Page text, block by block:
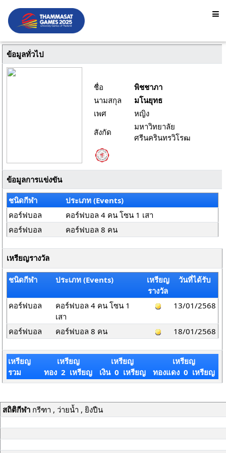
ข้อมูลทั่วไป
ชื่อ
พิชชาภา
นามสกุล
มโนยุทธ
เพศ
หญิง
สังกัด
มหาวิทยาลัย
ศรีนครินทรวิโรฒ
ข้อมูลการแข่งขัน
ชนิดกีฬา
ประเภท (Events)
คอร์ฟบอล
คอร์ฟบอล 4 คน โซน 1 เสา
คอร์ฟบอล
คอร์ฟบอล 8 คน
เหรียญรางวัล
ชนิดกีฬา ประเภท (Events)
เหรียญ
รางวัล
วันที่ได้รับ
คอร์ฟบอล
คอร์ฟบอล 4 คน โซน 1
เสา
13/01/2568
คอร์ฟบอล คอร์ฟบอล 8 คน 18/01/2568
เหรียญ
รวม
เหรียญ
ทอง 2 เหรียญ
เหรียญ
เงิน 0 เหรียญ
เหรียญ
ทองแดง 0 เหรียญ
สถิติกีฬากรีฑา , ว่ายน้ำ , ยิงปืน